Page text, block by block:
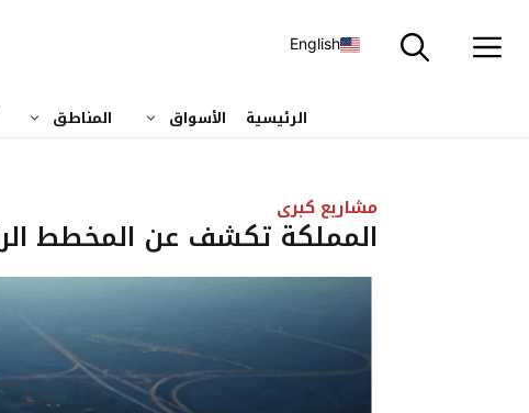
إلى
English
الرئيسية الأسواق المناطق
مشاريع كبرى
المملكة تكشف عن المخطط